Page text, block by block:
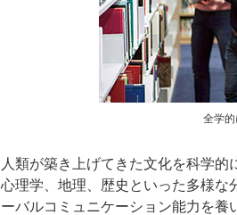
全学
人類が築き上げてきた文化を科学的
心理学、地理、歴史といった多様な
ーバルコミュニケーション能力を養